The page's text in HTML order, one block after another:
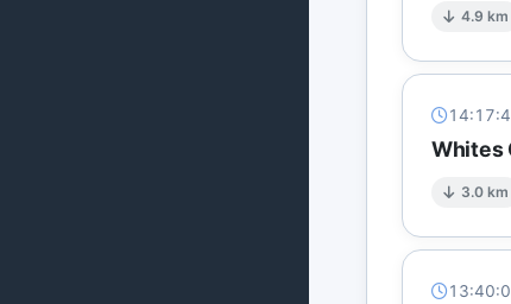
4.9 km
Whites
3.0 km